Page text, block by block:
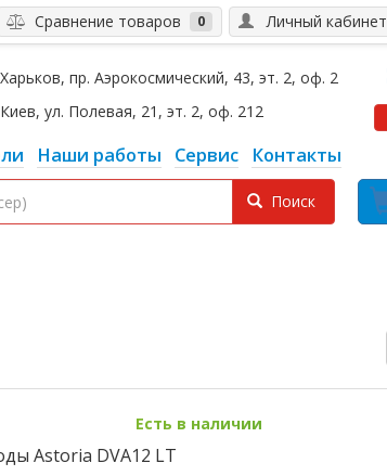
Личный кабинет
Сравнение товаров 0
пр. Аэрокосмический, 43, эт. 2, оф. 2
ул. Полевая, 21, эт. 2, оф. 212
Наши работы Сервис Контакты
Поиск
Есть в наличии
Astoria DVA12 LT